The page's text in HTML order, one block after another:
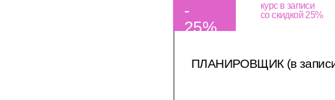
ПЛАНИРОВЩИК (в
-
25%
курс в записи
со скидкой 25%